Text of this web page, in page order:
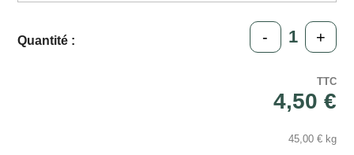
Quantité : - +
TTC
4,50 €
45,00 € kg